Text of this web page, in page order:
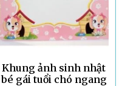
Khung ảnh sinh nhật
bé gái tuổi chó ngang